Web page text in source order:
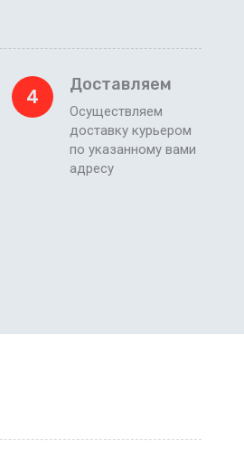
4
Доставляем
Осуществляем
доставку курьером
по указанному вами
адресу